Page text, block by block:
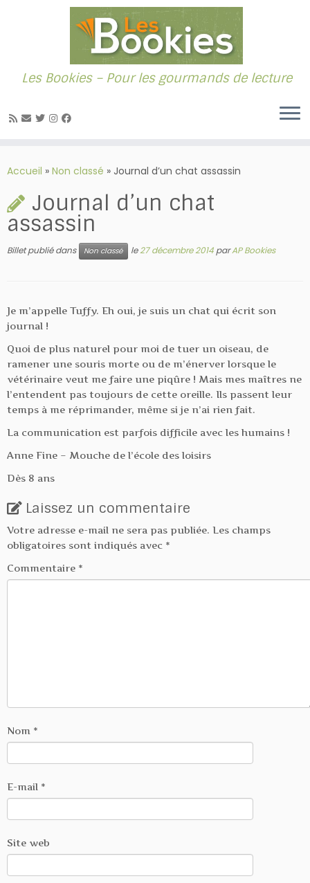
au
Les Bookies – Pour les gourmands de lecture
Accueil » Non classé » Journal d’un chat assassin
Journal d’un chat
assassin
Billet publié dans Non classé le27 décembre 2014parAP Bookies
Je m’appelle Tuffy. Eh oui, je suis un chat qui écrit son
journal !
Quoi de plus naturel pour moi de tuer un oiseau, de
ramener une souris morte ou de m’énerver lorsque le
vétérinaire veut me faire une piqûre ! Mais mes maîtres ne
l’entendent pas toujours de cette oreille. Ils passent leur
temps à me réprimander, même si je n’ai rien fait.
La communication est parfois difficile avec les humains !
Anne Fine – Mouche de l’école des loisirs
Dès 8 ans
Laissez un commentaire
Votre adresse e-mail ne sera pas publiée. Les champs
obligatoires sont indiqués avec *
Commentaire *
Nom *
E-mail *
Site web